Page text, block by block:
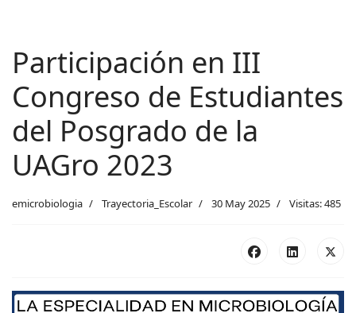
Participación en III
Congreso de Estudiantes
del Posgrado de la
UAGro 2023
emicrobiologia Trayectoria_Escolar 30 May 2025 Visitas: 485